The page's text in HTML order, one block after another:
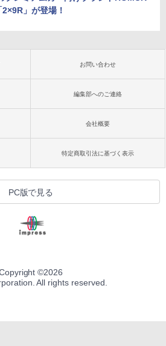
」が登場！
お問い合わせ
編集部へのご連絡
会社概要
特定商取引法に基づく表示
PC版で見る
©2026
All rights reserved.